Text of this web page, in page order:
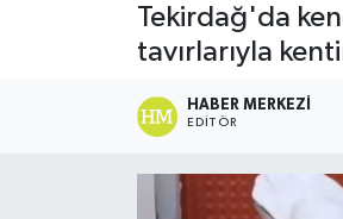
Tekirdağ'da
tavırlarıyla
HABER MERKEZI
EDITÖR
Magazin
Son Dakika Haberleri